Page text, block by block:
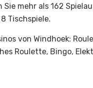
Sie mehr als 162
Tischspiele.
von Windhoek:
Roulette, Bingo,